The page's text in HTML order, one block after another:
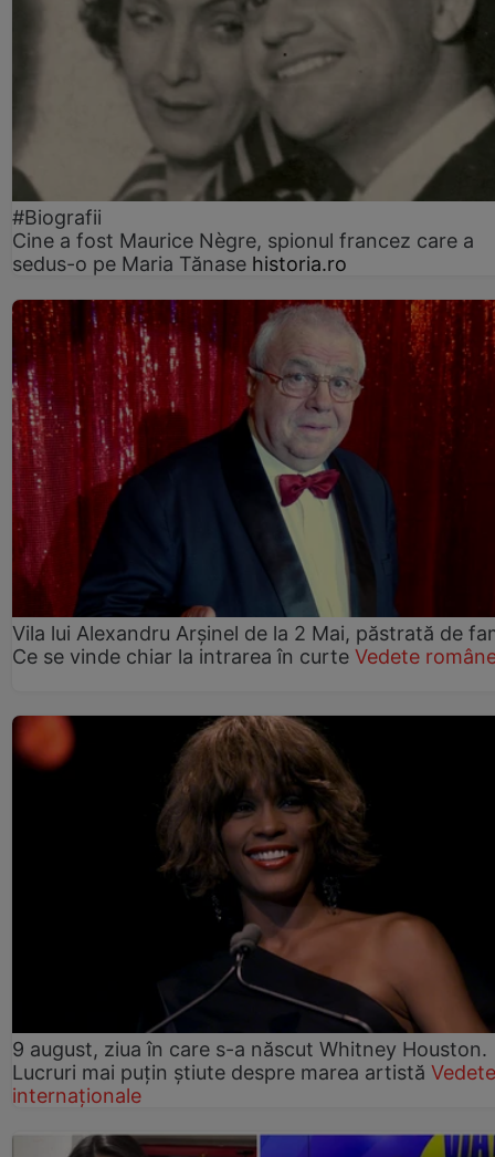
#Biografii
Cine a fost Maurice Nègre, spionul francez care a
sedus-o pe Maria Tănase historia.ro
Vila lui Alexandru Arșinel de la 2 Mai, păstrată de
Ce se vinde chiar la intrarea în curte Vedete
9 august, ziua în care s-a născut Whitney Houston.
Lucruri mai puțin știute despre marea artistă Vedete
internaționale